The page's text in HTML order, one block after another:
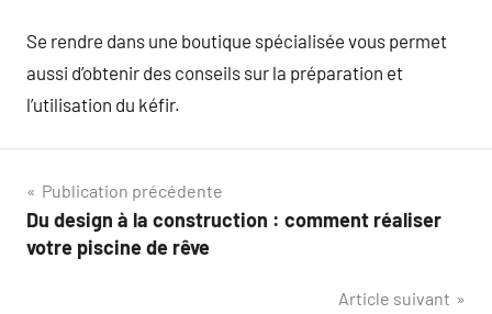
Se rendre dans une boutique spécialisée vous permet
aussi d’obtenir des conseils sur la préparation et
l’utilisation du kéfir.
Navigation
de
Publication précédente
Du design à la construction : comment réaliser
votre piscine de rêve
Article suivant